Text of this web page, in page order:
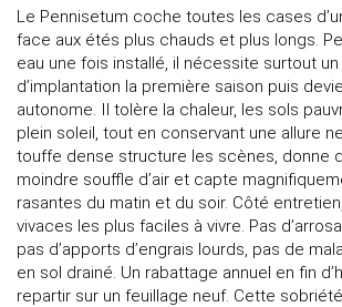
Le Pennisetum coche toutes les cases
face aux étés plus chauds et plus longs.
eau une fois installé, il nécessite surtout
d’implantation la première saison puis
autonome. Il tolère la chaleur, les sols
plein soleil, tout en conservant une allure
touffe dense structure les scènes, donne
moindre souffle d’air et capte
rasantes du matin et du soir. Côté
vivaces les plus faciles à vivre. Pas
pas d’apports d’engrais lourds, pas de
en sol drainé. Un rabattage annuel en fin
repartir sur un feuillage neuf. Cette